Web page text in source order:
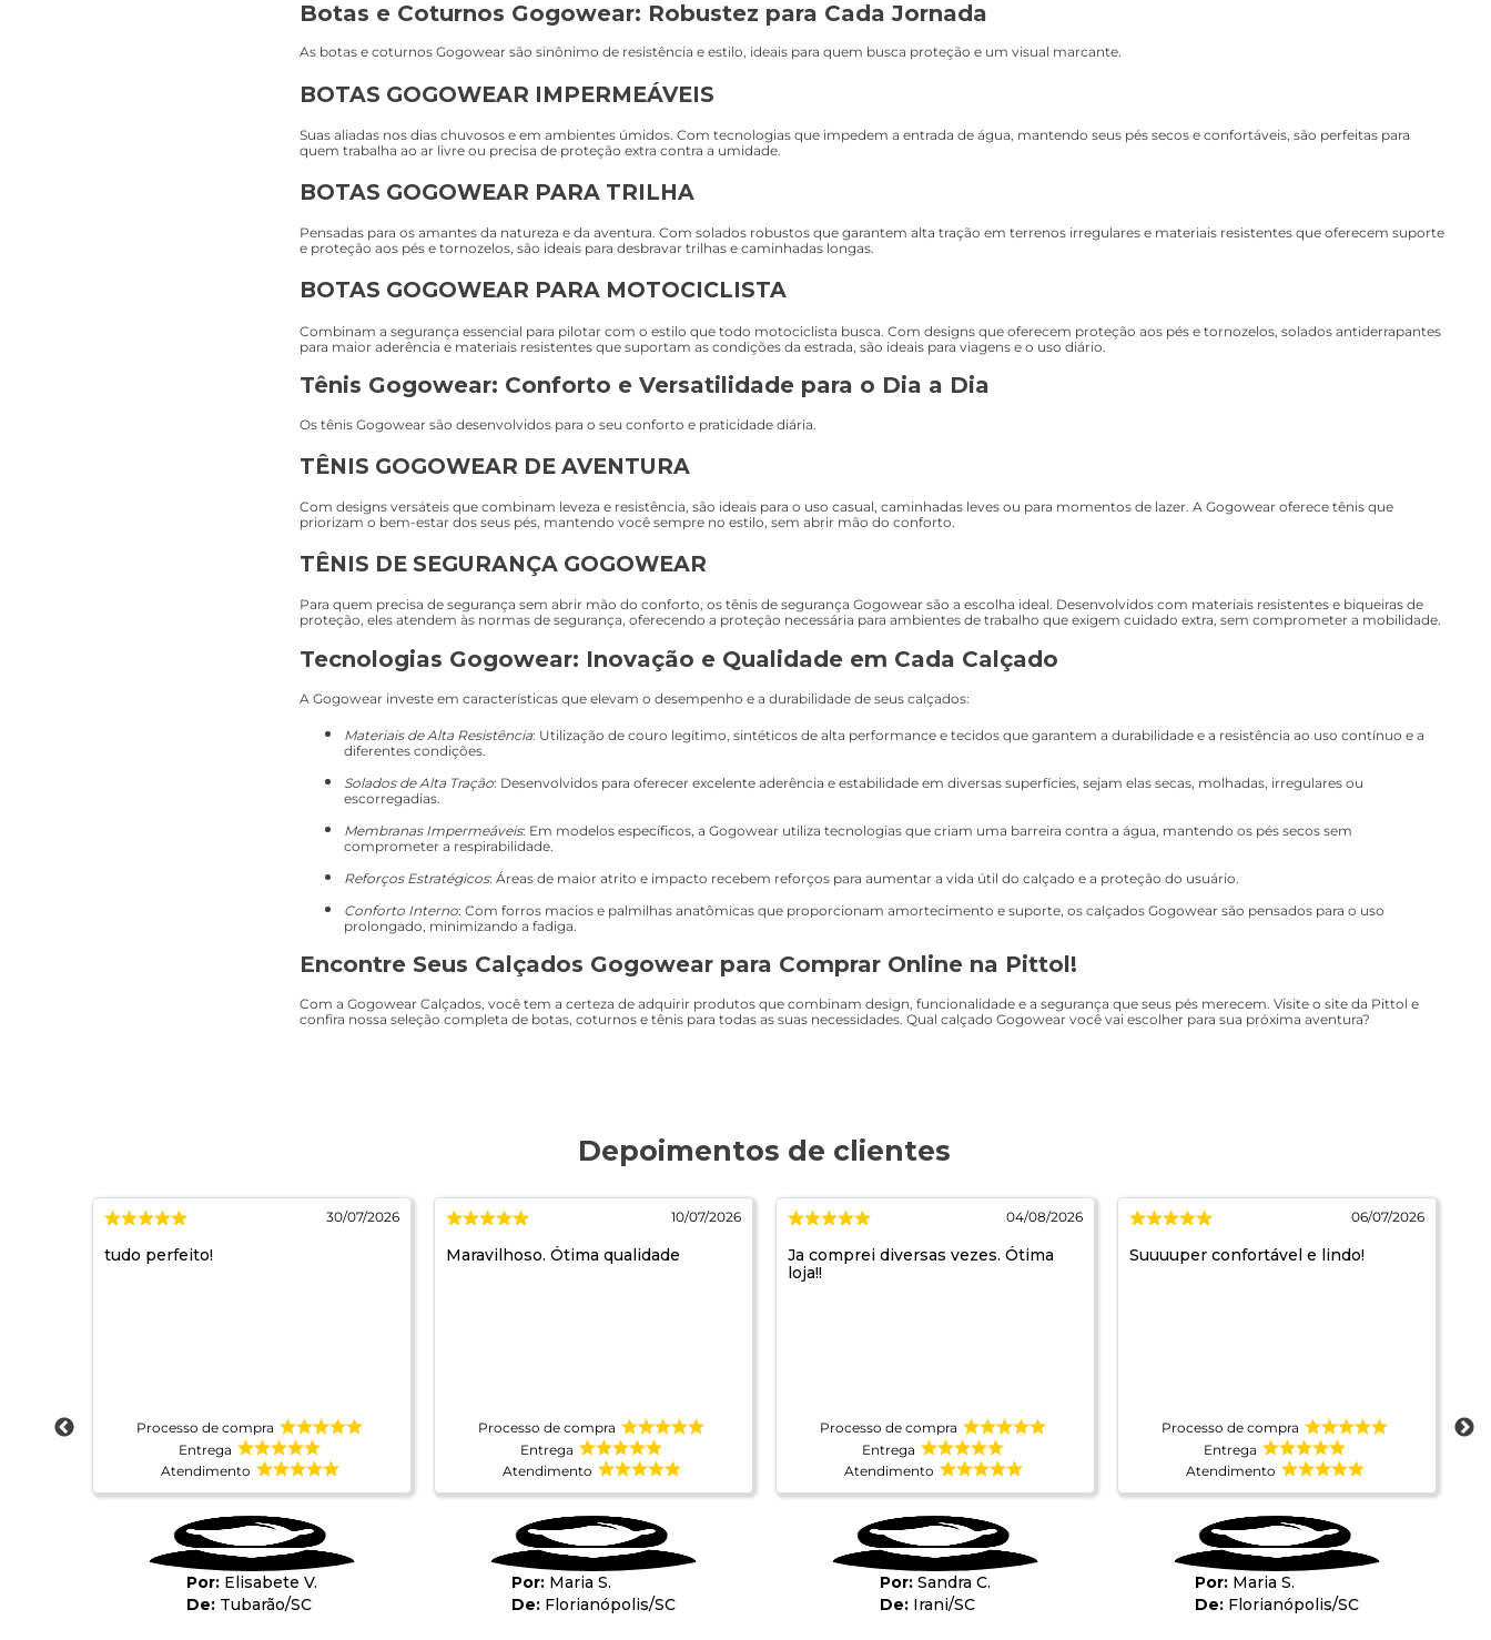
Botas e Coturnos Gogowear: Robustez para Cada Jornada
As botas e coturnos Gogowear são sinônimo de resistência e estilo, ideais para quem busca proteção e um visual marcante.
BOTAS GOGOWEAR IMPERMEÁVEIS
Suas aliadas nos dias chuvosos e em ambientes úmidos. Com tecnologias que impedem a entrada de água, mantendo seus pés secos e confortáveis, são perfeitas para
quem trabalha ao ar livre ou precisa de proteção extra contra a umidade.
BOTAS GOGOWEAR PARA TRILHA
Pensadas para os amantes da natureza e da aventura. Com solados robustos que garantem alta tração em terrenos irregulares e materiais resistentes que oferecem suporte
e proteção aos pés e tornozelos, são ideais para desbravar trilhas e caminhadas longas.
BOTAS GOGOWEAR PARA MOTOCICLISTA
Combinam a segurança essencial para pilotar com o estilo que todo motociclista busca. Com designs que oferecem proteção aos pés e tornozelos, solados antiderrapantes
para maior aderência e materiais resistentes que suportam as condições da estrada, são ideais para viagens e o uso diário.
Tênis Gogowear: Conforto e Versatilidade para o Dia a Dia
Os tênis Gogowear são desenvolvidos para o seu conforto e praticidade diária.
TÊNIS GOGOWEAR DE AVENTURA
Com designs versáteis que combinam leveza e resistência, são ideais para o uso casual, caminhadas leves ou para momentos de lazer. A Gogowear oferece tênis que
priorizam o bem-estar dos seus pés, mantendo você sempre no estilo, sem abrir mão do conforto.
TÊNIS DE SEGURANÇA GOGOWEAR
Para quem precisa de segurança sem abrir mão do conforto, os tênis de segurança Gogowear são a escolha ideal. Desenvolvidos com materiais resistentes e biqueiras de
proteção, eles atendem às normas de segurança, oferecendo a proteção necessária para ambientes de trabalho que exigem cuidado extra, sem comprometer a mobilidade.
Tecnologias Gogowear: Inovação e Qualidade em Cada Calçado
A Gogowear investe em características que elevam o desempenho e a durabilidade de seus calçados:
Materiais de Alta Resistência: Utilização de couro legítimo, sintéticos de alta performance e tecidos que garantem a durabilidade e a resistência ao uso contínuo e a
diferentes condições.
Solados de Alta Tração: Desenvolvidos para oferecer excelente aderência e estabilidade em diversas superfícies, sejam elas secas, molhadas, irregulares ou
escorregadias.
Membranas Impermeáveis: Em modelos específicos, a Gogowear utiliza tecnologias que criam uma barreira contra a água, mantendo os pés secos sem
comprometer a respirabilidade.
Reforços Estratégicos: Áreas de maior atrito e impacto recebem reforços para aumentar a vida útil do calçado e a proteção do usuário.
Conforto Interno: Com forros macios e palmilhas anatômicas que proporcionam amortecimento e suporte, os calçados Gogowear são pensados para o uso
prolongado, minimizando a fadiga.
Encontre Seus Calçados Gogowear para Comprar Online na Pittol!
Com a Gogowear Calçados, você tem a certeza de adquirir produtos que combinam design, funcionalidade e a segurança que seus pés merecem. Visite o site da Pittol e
confira nossa seleção completa de botas, coturnos e tênis para todas as suas necessidades. Qual calçado Gogowear você vai escolher para sua próxima aventura?
30/07/2026
tudo perfeito!
Processo de compra
Entrega
Atendimento
Elisabete V.
Tubarão/SC
10/07/2026
Maravilhoso. Ótima qualidade
Processo de compra
Entrega
Atendimento
Maria S.
Florianópolis/SC
04/08/2026
Ja comprei diversas vezes. Ótima
loja!!
Processo de compra
Entrega
Atendimento
Sandra C.
Irani/SC
06/07/2026
Suuuuper confortável e lindo!
Processo de compra
Entrega
Atendimento
Maria S.
Florianópolis/SC